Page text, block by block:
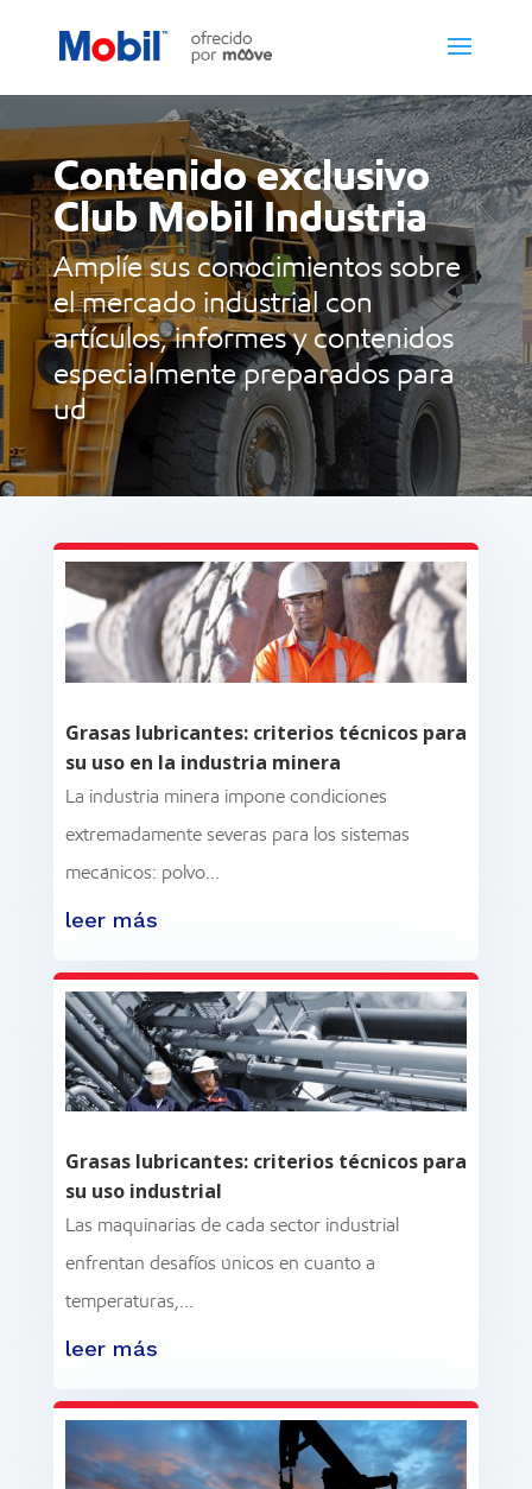
Contenido exclusivo
Club Mobil Industria
Amplíe sus conocimientos sobre
el mercado industrial con
artículos, informes y contenidos
especialmente preparados para
ud
Grasas lubricantes: criterios técnicos para
su uso en la industria minera
La industria minera impone condiciones
extremadamente severas para los sistemas
mecánicos: polvo...
leer más
Grasas lubricantes: criterios técnicos para
su uso industrial
Las maquinarias de cada sector industrial
enfrentan desafíos únicos en cuanto a
temperaturas,...
leer más